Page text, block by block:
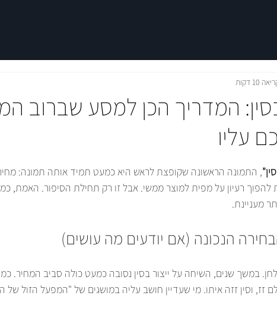
בסין: המדריך הכן למסע שברוב
עליו
10 דקות
, התמונה הראשונה שקופצת לראש היא כמעט תמיד אותה תמונה:
להפוך רעיון על מפית למוצר ממשי. אבל זו רק תחילת הסיפור. האמת,
מעניינת.
הנכונה (אם יודעים מה עושים)
במשך שנים, השיחה על ייצור בסין נסובה כמעט כולה סביב המחיר.
זז, וסין זזה איתו. מי שעדיין חושב עליה במושגים של "המפעל הזול של